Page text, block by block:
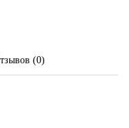
(0)